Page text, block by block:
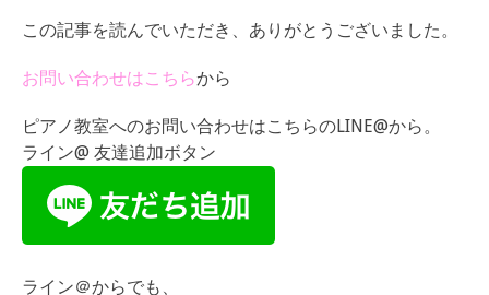
この記事を読んでいただき、ありがとうございました。
お問い合わせはこちらから
ピアノ教室へのお問い合わせはこちらのLINE@から。
ライン@ 友達追加ボタン
ライン＠からでも、